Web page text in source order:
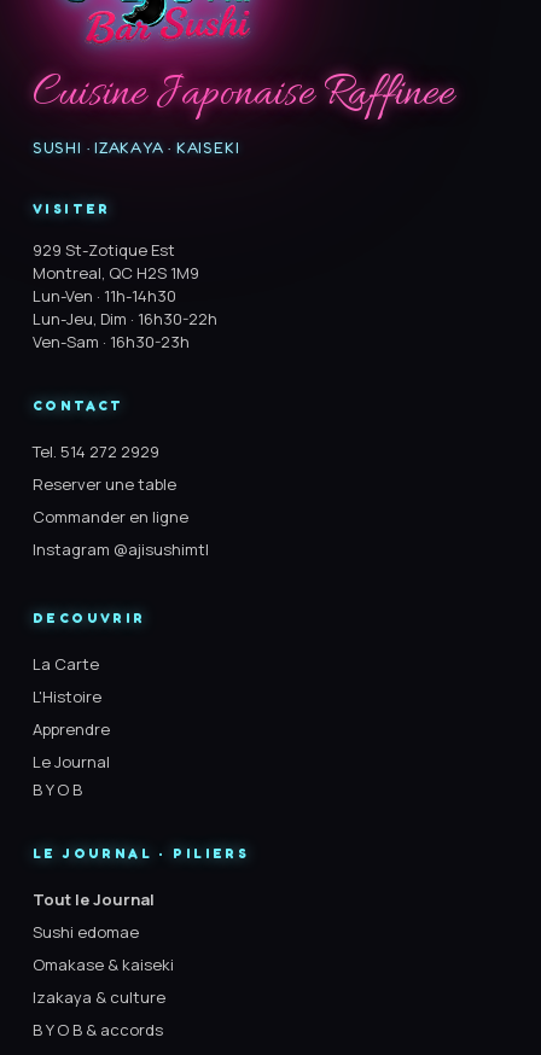
Cuisine Japonaise Raffinee
SUSHI · IZAKAYA · KAISEKI
VISITER
929 St-Zotique Est
Montreal, QC H2S 1M9
Lun-Ven · 11h-14h30
Lun-Jeu, Dim · 16h30-22h
Ven-Sam · 16h30-23h
CONTACT
Tel. 514 272 2929
Reserver une table
Commander en ligne
Instagram @ajisushimtl
DECOUVRIR
La Carte
L'Histoire
Apprendre
Le Journal
B Y O B
LE JOURNAL · PILIERS
Tout le Journal
Sushi edomae
Omakase & kaiseki
Izakaya & culture
B Y O B & accords